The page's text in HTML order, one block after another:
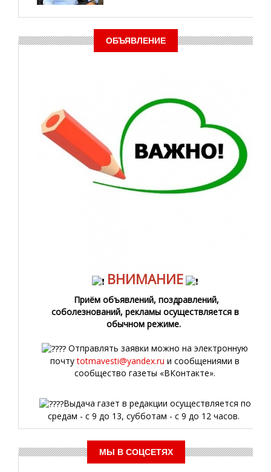
ОБЪЯВЛЕНИЕ
ВНИМАНИЕ
Приём объявлений, поздравлений,
соболезнований, рекламы осуществляется в
обычном режиме.
Отправлять заявки можно на электронную
почтуtotmavesti@yandex.ru и сообщениями в
сообщество газеты «ВКонтакте».
Выдача газет в редакции осуществляется по
средам - с 9 до 13, субботам - с 9 до 12 часов.
МЫ В СОЦСЕТЯХ